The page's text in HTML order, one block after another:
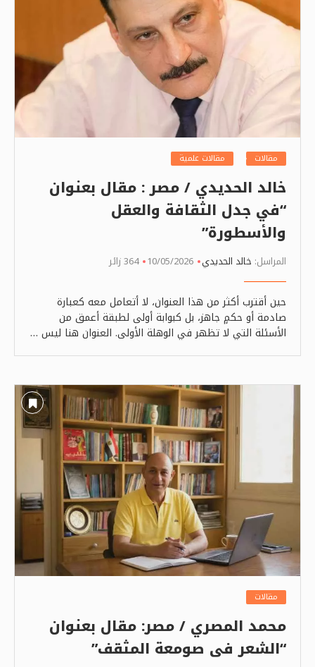
مقالات مقالات علمية
خالد الحديدي / مصر : مقال بعنوان
“في جدل الثقافة والعقل
والأسطورة”
المراسل: خالد الحديدي 10/05/2026 364 زائر
حين أقترب أكثر من هذا العنوان، لا أتعامل معه كعبارة
صادمة أو حكمٍ جاهز، بل كبوابة أولى لطبقة أعمق من
الأسئلة التي لا تظهر في الوهلة الأولى. العنوان هنا ليس …
مقالات
محمد المصري / مصر: مقال بعنوان
“الشعر فى صومعة المثقف”